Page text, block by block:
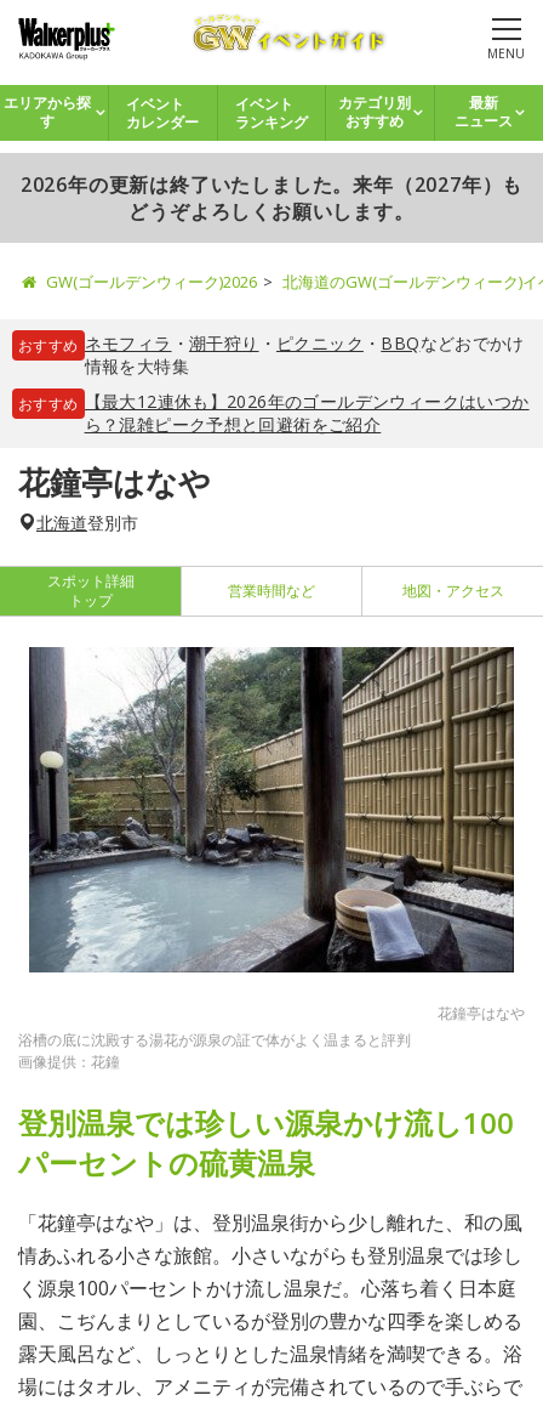
MENU
エリアから探
す
イベント
カレンダー
イベント
ランキング
カテゴリ別
おすすめ
最新
ニュース
2026年の更新は終了いたしました。来年（2027年）も
どうぞよろしくお願いします。
GW(ゴールデンウィーク)2026 北海道のGW(ゴールデンウィーク)
おすすめ ネモフィラ ・ 潮干狩り ・ ピクニック ・ BBQなどおでかけ
情報を大特集
おすすめ
【最大12連休も】2026年のゴールデンウィークはいつか
ら？混雑ピーク予想と回避術をご紹介
花鐘亭はなや
北海道登別市
スポット詳細
トップ
営業時間など 地図・アクセス
花鐘亭はなや
浴槽の底に沈殿する湯花が源泉の証で体がよく温まると評判
画像提供：花鐘
登別温泉では珍しい源泉かけ流し100
パーセントの硫黄温泉
「花鐘亭はなや」は、登別温泉街から少し離れた、和の風
情あふれる小さな旅館。小さいながらも登別温泉では珍し
く源泉100パーセントかけ流し温泉だ。心落ち着く日本庭
園、こぢんまりとしているが登別の豊かな四季を楽しめる
露天風呂など、しっとりとした温泉情緒を満喫できる。浴
場にはタオル、アメニティが完備されているので手ぶらで